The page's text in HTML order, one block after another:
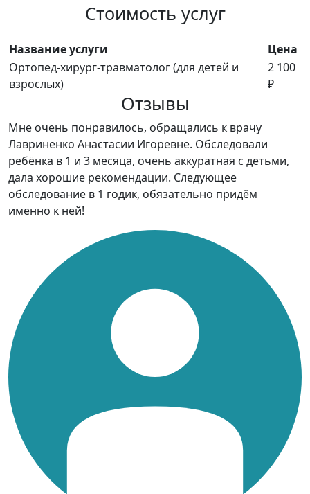
Стоимость услуг
Название услуги
Цена
Ортопед-хирург-травматолог (для детей и
взрослых)
2 100
₽
Отзывы
Мне очень понравилось, обращались к врачу
Лавриненко Анастасии Игоревне. Обследовали
ребёнка в 1 и 3 месяца, очень аккуратная с детьми,
дала хорошие рекомендации. Следующее
обследование в 1 годик, обязательно придём
именно к ней!